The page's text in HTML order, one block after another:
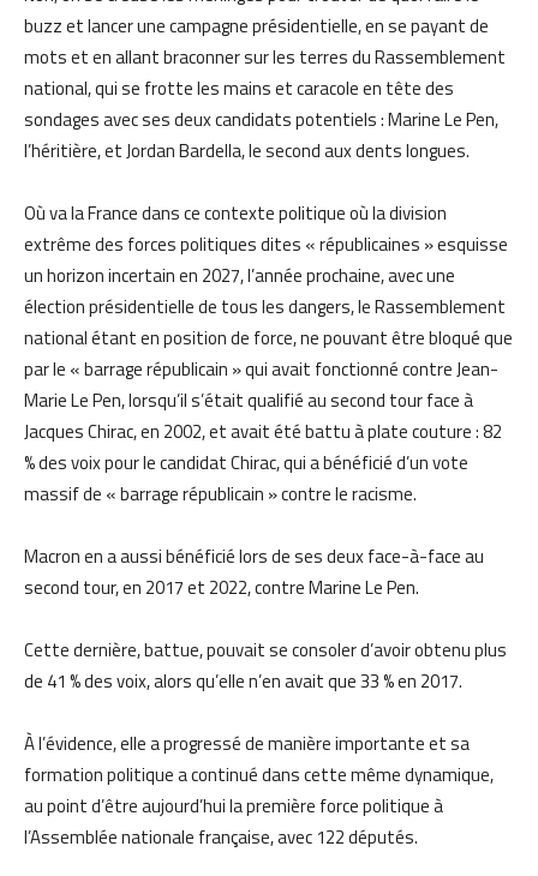
buzz et lancer une campagne présidentielle, en se payant de
mots et en allant braconner sur les terres du Rassemblement
national, qui se frotte les mains et caracole en tête des
sondages avec ses deux candidats potentiels : Marine Le Pen,
l’héritière, et Jordan Bardella, le second aux dents longues.
Où va la France dans ce contexte politique où la division
extrême des forces politiques dites « républicaines » esquisse
un horizon incertain en 2027, l’année prochaine, avec une
élection présidentielle de tous les dangers, le Rassemblement
national étant en position de force, ne pouvant être bloqué que
par le « barrage républicain » qui avait fonctionné contre Jean-
Marie Le Pen, lorsqu’il s’était qualifié au second tour face à
Jacques Chirac, en 2002, et avait été battu à plate couture : 82
% des voix pour le candidat Chirac, qui a bénéficié d’un vote
massif de « barrage républicain » contre le racisme.
Macron en a aussi bénéficié lors de ses deux face-à-face au
second tour, en 2017 et 2022, contre Marine Le Pen.
Cette dernière, battue, pouvait se consoler d’avoir obtenu plus
de 41 % des voix, alors qu’elle n’en avait que 33 % en 2017.
À l’évidence, elle a progressé de manière importante et sa
formation politique a continué dans cette même dynamique,
au point d’être aujourd’hui la première force politique à
l’Assemblée nationale française, avec 122 députés.